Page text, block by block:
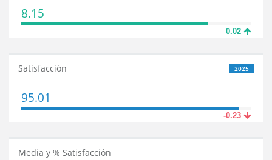
8.15
0.02
2025
Satisfacción
95.01
-0.23
Media y % Satisfacción